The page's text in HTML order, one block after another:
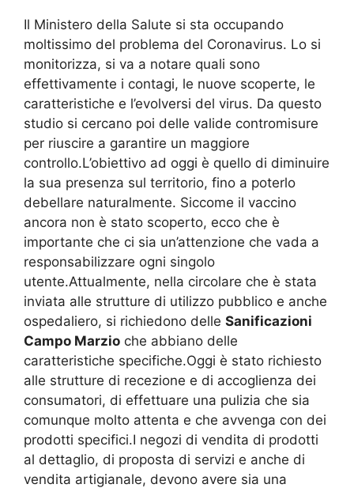
Il Ministero della Salute si sta occupando
moltissimo del problema del Coronavirus. Lo si
monitorizza, si va a notare quali sono
effettivamente i contagi, le nuove scoperte, le
caratteristiche e l’evolversi del virus. Da questo
studio si cercano poi delle valide contromisure
per riuscire a garantire un maggiore
controllo.L’obiettivo ad oggi è quello di diminuire
la sua presenza sul territorio, fino a poterlo
debellare naturalmente. Siccome il vaccino
ancora non è stato scoperto, ecco che è
importante che ci sia un’attenzione che vada a
responsabilizzare ogni singolo
utente.Attualmente, nella circolare che è stata
inviata alle strutture di utilizzo pubblico e anche
ospedaliero, si richiedono delle Sanificazioni
Campo Marzio che abbiano delle
caratteristiche specifiche.Oggi è stato richiesto
alle strutture di recezione e di accoglienza dei
consumatori, di effettuare una pulizia che sia
comunque molto attenta e che avvenga con dei
prodotti specifici.I negozi di vendita di prodotti
al dettaglio, di proposta di servizi e anche di
vendita artigianale, devono avere sia una